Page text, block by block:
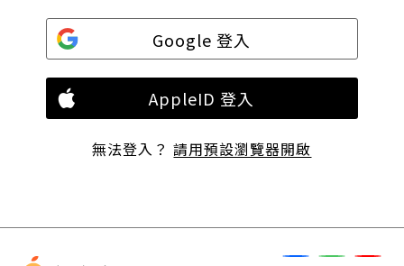
Google 登入
AppleID 登入
無法登入？請用預設瀏覽器開啟